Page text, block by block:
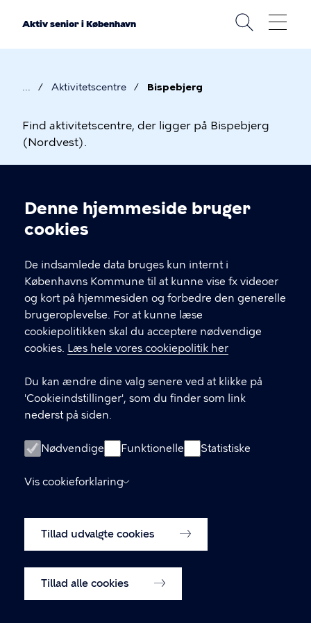
Cookieindstillinger
Denne hjemmeside bruger
cookies
De indsamlede data bruges kun internt i
Københavns Kommune til at kunne vise fx videoer
og kort på hjemmesiden og forbedre den generelle
brugeroplevelse. For at kunne læse
cookiepolitikken skal du acceptere nødvendige
cookies. Læs hele vores cookiepolitik her
Du kan ændre dine valg senere ved at klikke på
'Cookieindstillinger', som du finder som link
nederst på siden.
Nødvendige Funktionelle Statistiske
Vis cookieforklaring
Tillad udvalgte cookies
Tillad alle cookies
Aktiv senior i København
Aktivitetscentre Bispebjerg
Aktivitetscentre
i
Bispebjerg
Find aktivitetscentre, der ligger på Bispebjerg
(Nordvest).
Linkoversigt
Aktiv senior i København
Sundheds- og Omsorgsforvaltningen
Borups Allé 41, 2200 København N
Københavns Kommune
Cookiepolitik
Cookieindstillinger